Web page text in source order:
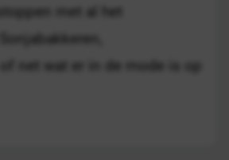
met al het
net wat er in de mode is op